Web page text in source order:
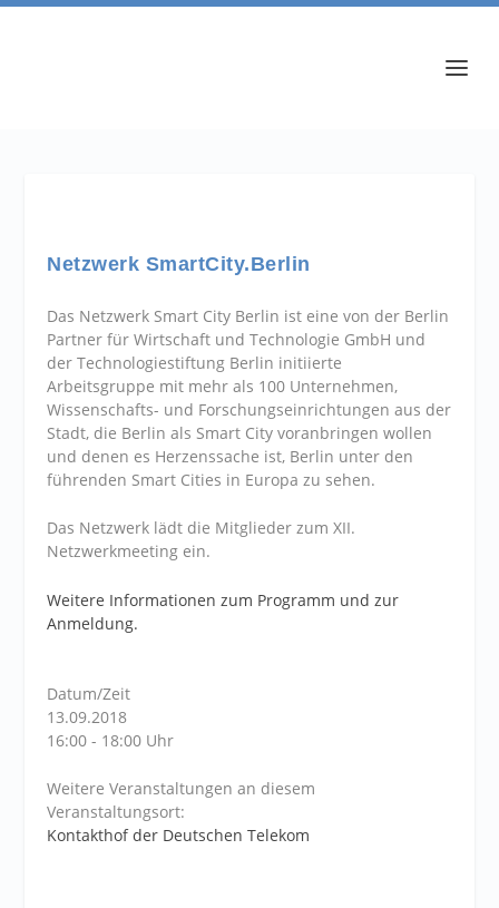
Netzwerk SmartCity.Berlin
Das Netzwerk Smart City Berlin ist eine von der Berlin
Partner für Wirtschaft und Technologie GmbH und
der Technologiestiftung Berlin initiierte
Arbeitsgruppe mit mehr als 100 Unternehmen,
Wissenschafts- und Forschungseinrichtungen aus der
Stadt, die Berlin als Smart City voranbringen wollen
und denen es Herzenssache ist, Berlin unter den
führenden Smart Cities in Europa zu sehen.
Das Netzwerk lädt die Mitglieder zum XII.
Netzwerkmeeting ein.
Weitere Informationen zum Programm und zur
Anmeldung.
Datum/Zeit
13.09.2018
16:00 - 18:00 Uhr
Weitere Veranstaltungen an diesem
Veranstaltungsort:
Kontakthof der Deutschen Telekom